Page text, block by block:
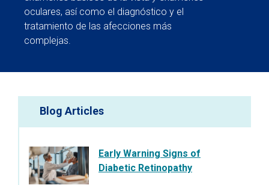
oculares, así como el diagnóstico y el
tratamiento de las afecciones más
complejas.
Blog Articles
Early Warning Signs of
Diabetic Retinopathy